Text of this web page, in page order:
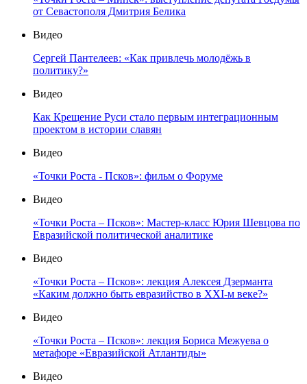
от Севастополя Дмитрия Белика
Видео
Сергей Пантелеев: «Как привлечь молодёжь в
политику?»
Видео
Как Крещение Руси стало первым интеграционным
проектом в истории славян
Видео
«Точки Роста - Псков»: фильм о Форуме
Видео
«Точки Роста – Псков»: Мастер-класс Юрия Шевцова по
Евразийской политической аналитике
Видео
«Точки Роста – Псков»: лекция Алексея Дзерманта
«Каким должно быть евразийство в XXI-м веке?»
Видео
«Точки Роста – Псков»: лекция Бориса Межуева о
метафоре «Евразийской Атлантиды»
Видео